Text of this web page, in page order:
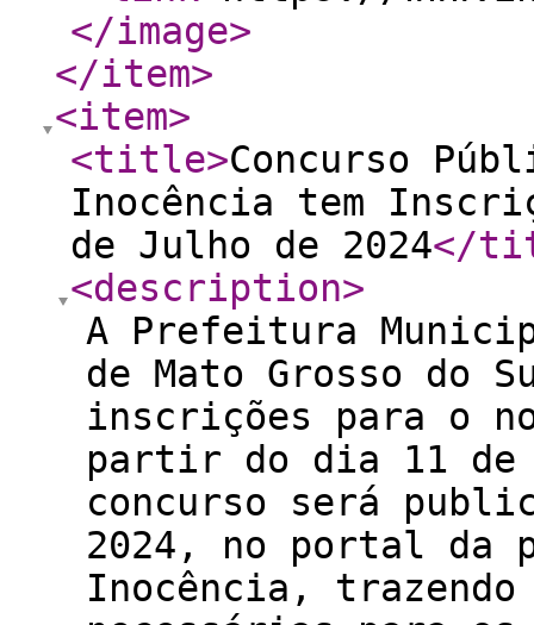
</image>
</item>
<item>
<title>Concurso
Inocência tem
de Julho de 2024</
<description>
A Prefeitura
de Mato Grosso do
inscrições para o
partir do dia 11 de
concurso será
2024, no portal da
Inocência, trazendo